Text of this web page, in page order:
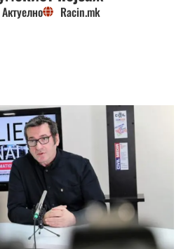
Актуелно Racin.mk